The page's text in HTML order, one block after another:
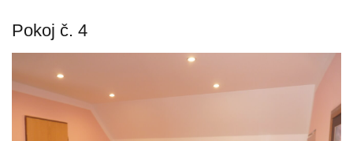
Pokoj č. 4